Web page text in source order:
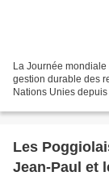
La Journée
gestion durable des
Nations Unies
Les
Jean-Paul et